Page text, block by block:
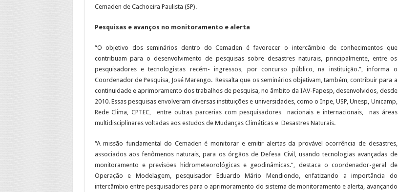
Cemaden de Cachoeira Paulista (SP).
Pesquisas e avanços no monitoramento e alerta
“O objetivo dos seminários dentro do Cemaden é favorecer o intercâmbio de conhecimentos que
contribuam para o desenvolvimento de pesquisas sobre desastres naturais, principalmente, entre os
pesquisadores e tecnologistas recém- ingressos, por concurso público, na instituição.”, informa o
Coordenador de Pesquisa, José Marengo. Ressalta que os seminários objetivam, também, contribuir para a
continuidade e aprimoramento dos trabalhos de pesquisa, no âmbito da IAV-Fapesp, desenvolvidos, desde
2010. Essas pesquisas envolveram diversas instituições e universidades, como o Inpe, USP, Unesp, Unicamp,
Rede Clima, CPTEC, entre outras parcerias com pesquisadores nacionais e internacionais, nas áreas
multidisciplinares voltadas aos estudos de Mudanças Climáticas e Desastres Naturais.
“A missão fundamental do Cemaden é monitorar e emitir alertas da provável ocorrência de desastres,
associados aos fenômenos naturais, para os órgãos de Defesa Civil, usando tecnologias avançadas de
monitoramento e previsões hidrometeorológicas e geodinâmicas.”, destaca o coordenador-geral de
Operação e Modelagem, pesquisador Eduardo Mário Mendiondo, enfatizando a importância do
intercâmbio entre pesquisadores para o aprimoramento do sistema de monitoramento e alerta, avançando